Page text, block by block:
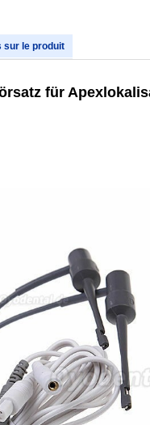
sur le produit
für